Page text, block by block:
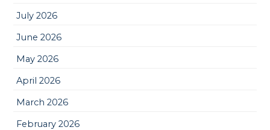
July 2026
June 2026
May 2026
April 2026
March 2026
February 2026